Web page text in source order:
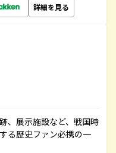
詳細を見る
、展示施設など、戦国時
る歴史ファン必携の一